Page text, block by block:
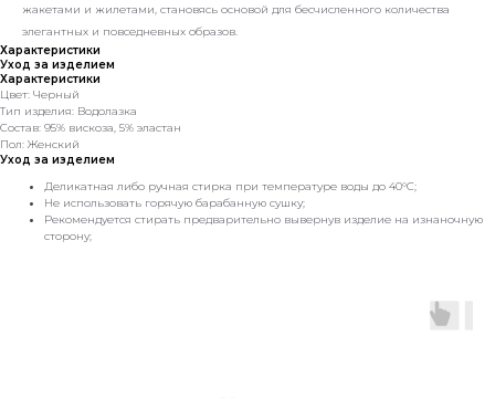
жакетами и жилетами, становясь основой для бесчисленного количества
элегантных и повседневных образов.
Характеристики
Уход за изделием
Характеристики
Цвет: Черный
Тип изделия: Водолазка
Состав: 95% вискоза, 5% эластан
Пол: Женский
Уход за изделием
Деликатная либо ручная стирка при температуре воды до 40°C;
Не использовать горячую барабанную сушку;
Рекомендуется стирать предварительно вывернув изделие на изнаночную
сторону;